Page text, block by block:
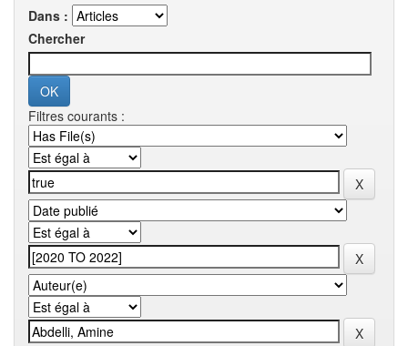
Dans :
Chercher
Filtres courants :